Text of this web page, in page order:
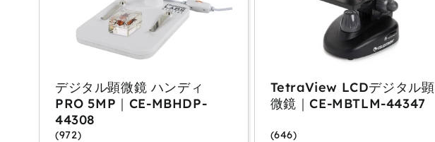
デジタル顕微鏡 ハンディ
PRO 5MP｜CE-MBHDP-
44308
(972)
TetraView LCDデジタル顕
微鏡｜CE-MBTLM-44347
(646)